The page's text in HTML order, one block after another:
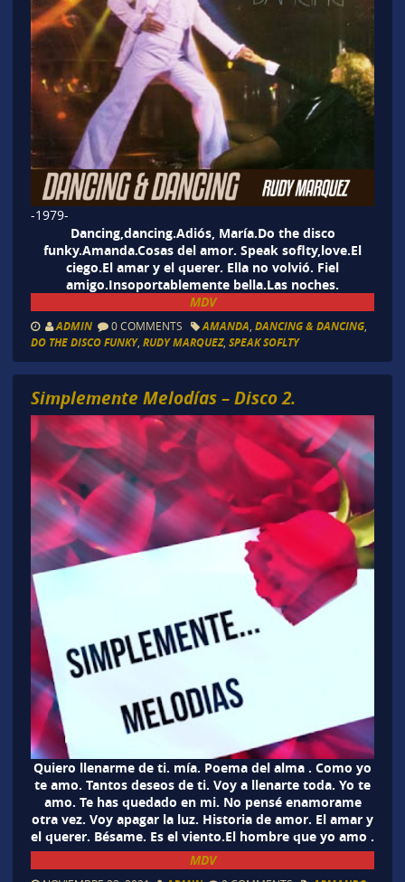
-1979-
Dancing,dancing.Adiós, María.Do the disco
funky.Amanda.Cosas del amor. Speak soflty,love.El
ciego.El amar y el querer. Ella no volvió. Fiel
amigo.Insoportablemente bella.Las noches.
MDV
ADMIN 0 COMMENTS AMANDA DANCING & DANCING,
DO THE DISCO FUNKY, RUDY MARQUEZ, SPEAK SOFLTY
Simplemente Melodías – Disco 2.
Quiero llenarme de ti. mía. Poema del alma . Como yo
te amo. Tantos deseos de ti. Voy a llenarte toda. Yo te
amo. Te has quedado en mi. No pensé enamorame
otra vez. Voy apagar la luz. Historia de amor. El amar y
el querer. Bésame. Es el viento.El hombre que yo amo .
MDV